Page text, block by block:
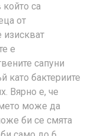
който са
от
изискват
е
сапуни
като бактериите
Вярно е, че
може да
би се смята